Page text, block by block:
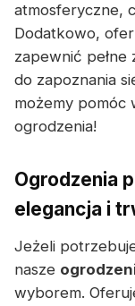
atmosferyczne,
Dodatkowo,
zapewnić pełne
do zapoznania
możemy pomóc
ogrodzenia!
Ogrodzenia
elegancja i
Jeżeli
nasze
wyborem.